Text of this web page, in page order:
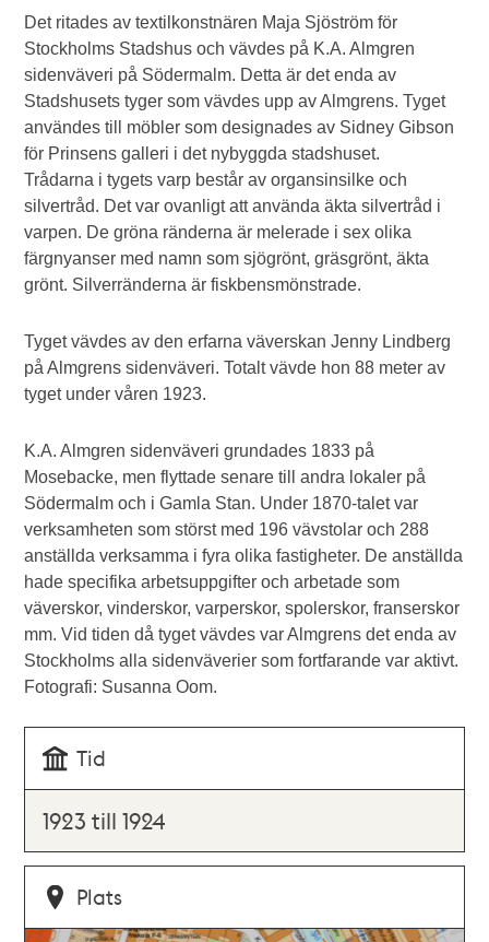
Det ritades av textilkonstnären Maja Sjöström för
Stockholms Stadshus och vävdes på K.A. Almgren
sidenväveri på Södermalm. Detta är det enda av
Stadshusets tyger som vävdes upp av Almgrens. Tyget
användes till möbler som designades av Sidney Gibson
för Prinsens galleri i det nybyggda stadshuset.
Trådarna i tygets varp består av organsinsilke och
silvertråd. Det var ovanligt att använda äkta silvertråd i
varpen. De gröna ränderna är melerade i sex olika
färgnyanser med namn som sjögrönt, gräsgrönt, äkta
grönt. Silverränderna är fiskbensmönstrade.
Tyget vävdes av den erfarna väverskan Jenny Lindberg
på Almgrens sidenväveri. Totalt vävde hon 88 meter av
tyget under våren 1923.
K.A. Almgren sidenväveri grundades 1833 på
Mosebacke, men flyttade senare till andra lokaler på
Södermalm och i Gamla Stan. Under 1870-talet var
verksamheten som störst med 196 vävstolar och 288
anställda verksamma i fyra olika fastigheter. De anställda
hade specifika arbetsuppgifter och arbetade som
väverskor, vinderskor, varperskor, spolerskor, franserskor
mm. Vid tiden då tyget vävdes var Almgrens det enda av
Stockholms alla sidenväverier som fortfarande var aktivt.
Fotografi: Susanna Oom.
Tid
1923 till 1924
Plats